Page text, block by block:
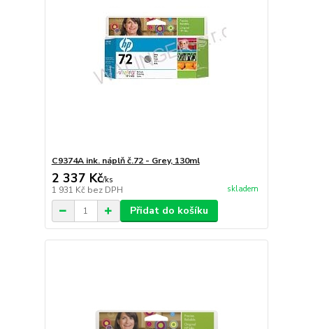
C9374A ink. náplň č.72 - Grey, 130ml
2 337 Kč/ks
1 931 Kč bez DPH skladem
Přidat do košíku